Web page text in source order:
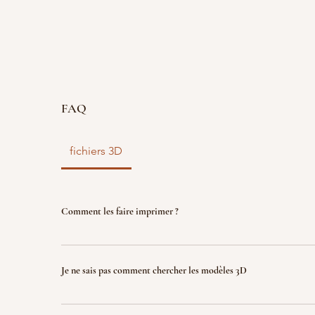
FAQ
fichiers 3D
Comment les faire imprimer ?
vous disposez d'un fichier 3D ? faites le nous
garantir la propriété intellectuelle.
Je ne sais pas comment chercher les modèles 3D
Indiquez nous ce que vous recherchez (jeux,